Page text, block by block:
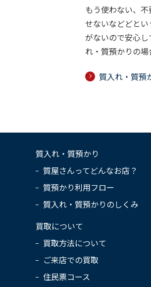
もう使わない、
せないなどどと
がないので安心
れ・質預かりの
質入れ・質預
質入れ・質預かり
質屋さんってどんなお店？
質預かり利用フロー
質入れ・質預かりのしくみ
買取について
買取方法について
ご来店での買取
住民票コース